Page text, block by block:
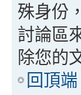
殊身份
討論區
除您的
回頂端